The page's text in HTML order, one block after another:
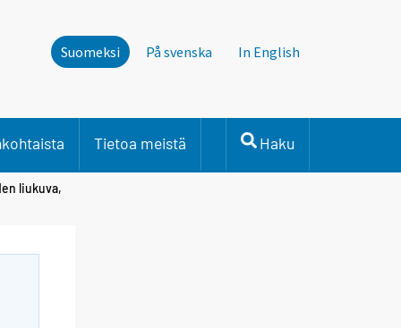
Suomeksi På svenska In English
Tietoa meistä Haku
liukuva,